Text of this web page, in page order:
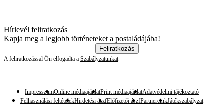
Hírlevél feliratkozás
Kapja meg a legjobb történeteket a postaládájába!
Feliratkozás
A feliratkozással Ön elfogadta a Szabályzatunkat
ImpresszumOnline médiaajánlatPrint médiaajánlatAdatvédelmi tájékoztató
Felhasználási feltételekHirdetési ászfElőfizetői ászfPartnereinkJátékszabályzat